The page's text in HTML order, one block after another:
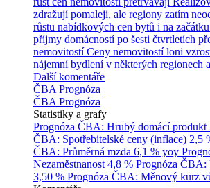
zdražují pomaleji, ale regiony zatím
růstu nabídkových cen bytů i na
příjmy domácností po šesti čtvrtletích
nemovitostí Ceny nemovitostí loni
nájemní bydlení v některých regionech
Další komentáře
ČBA Prognóza
ČBA Prognóza
Statistiky a grafy
Prognóza ČBA: Hrubý domácí produkt
ČBA: Spotřebitelské ceny (inflace) 2,5
ČBA: Průměrná mzda 6,1 % yoy
Nezaměstnanost 4,8 % Prognóza ČBA:
3,50 % Prognóza ČBA: Měnový kurz